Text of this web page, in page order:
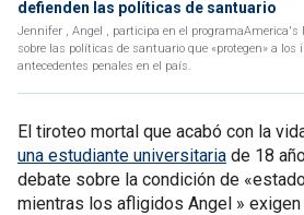
defienden las políticas de santuario
Jennifer , Angel , participa en el programaAmerica's
sobre las políticas de santuario que «protegen» a
antecedentes penales en el país.
El tiroteo mortal que acabó con la
una estudiante universitaria de 18
debate sobre la condición de
mientras los afligidos Angel »